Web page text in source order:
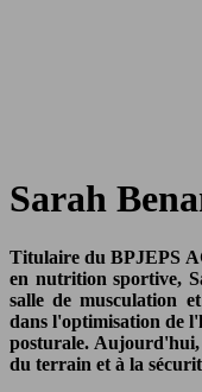
Sarah
Titulaire du BPJEPS
en nutrition sportive,
salle de musculation
dans l'optimisation de
posturale. Aujourd'hui,
du terrain et à la